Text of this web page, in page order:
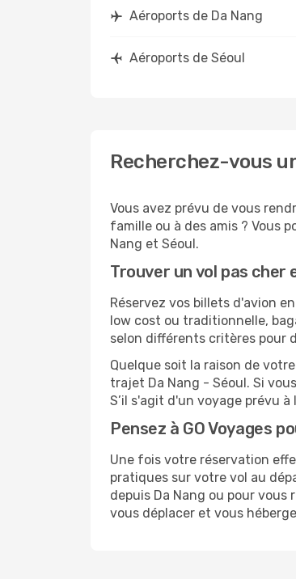
Aéroports de Da Nang
Aéroports de Séoul
Recherchez-vous
Vous avez prévu de vous
famille ou à des amis ? Vous
Nang et Séoul.
Trouver un vol pas cher
Réservez vos billets d'avion
low cost ou traditionnelle,
selon différents critères pour
Quelque soit la raison de
trajet Da Nang - Séoul. Si
S’il s'agit d'un voyage prévu
Pensez à GO Voyages
Une fois votre réservation
pratiques sur votre vol au
depuis Da Nang ou pour
vous déplacer et vous